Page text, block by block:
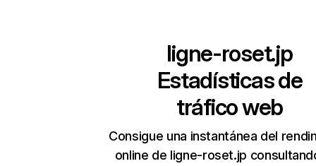
ligne-roset.jp
Estadísticas de
tráfico web
Consigue una instantánea del
online de ligne-roset.jp